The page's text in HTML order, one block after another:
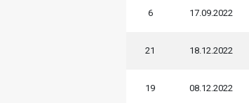
6 17.09.2022
21 18.12.2022
19 08.12.2022